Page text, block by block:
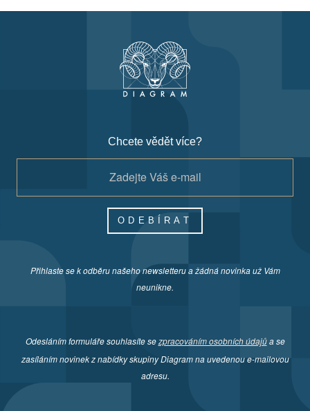
Chcete vědět více?
ODEBÍRAT
Přihlaste se k odběru našeho newsletteru a žádná novinka už Vám
neunikne.
Odesláním formuláře souhlasíte sezpracováním osobních údajůa se
zasíláním novinek z nabídky skupiny Diagram na uvedenou e-mailovou
adresu.